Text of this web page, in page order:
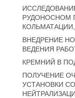
РУДОНОСНОМ
ВНЕДРЕНИЕ
ВЕДЕНИЯ
КРЕМНИЙ В
ПОЛУЧЕНИЕ
УСТАНОВКИ